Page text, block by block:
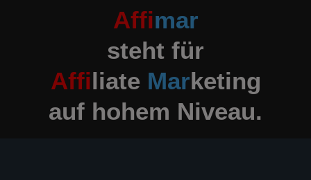
Affimar
steht für
Affiliate Marketing
auf hohem Niveau.